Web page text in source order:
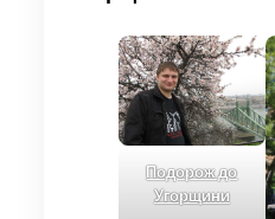
Подорож до
Угорщини